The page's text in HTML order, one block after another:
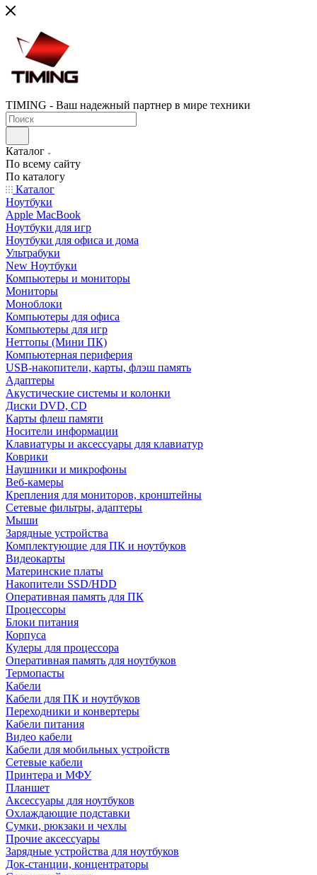
TIMING - Ваш надежный партнер в мире техники
Каталог
По всему сайту
По каталогу
Каталог
Ноутбуки
Apple MacBook
Ноутбуки для игр
Ноутбуки для офиса и дома
Ультрабуки
New Ноутбуки
Компьютеры и мониторы
Мониторы
Моноблоки
Компьютеры для офиса
Компьютеры для игр
Неттопы (Мини ПК)
Компьютерная периферия
USB-накопители, карты, флэш память
Адаптеры
Акустические системы и колонки
Диски DVD, CD
Карты флеш памяти
Носители информации
Клавиатуры и аксессуары для клавиатур
Коврики
Наушники и микрофоны
Веб-камеры
Крепления для мониторов, кронштейны
Сетевые фильтры, адаптеры
Мыши
Зарядные устройства
Комплектующие для ПК и ноутбуков
Видеокарты
Материнские платы
Накопители SSD/HDD
Оперативная память для ПК
Процессоры
Блоки питания
Корпуса
Кулеры для процессора
Оперативная память для ноутбуков
Термопасты
Кабели
Кабели для ПК и ноутбуков
Переходники и конвертеры
Кабели питания
Видео кабели
Кабели для мобильных устройств
Сетевые кабели
Принтера и МФУ
Планшет
Аксессуары для ноутбуков
Охлаждающие подставки
Сумки, рюкзаки и чехлы
Прочие аксессуары
Зарядные устройства для ноутбуков
Док-станции, концентраторы